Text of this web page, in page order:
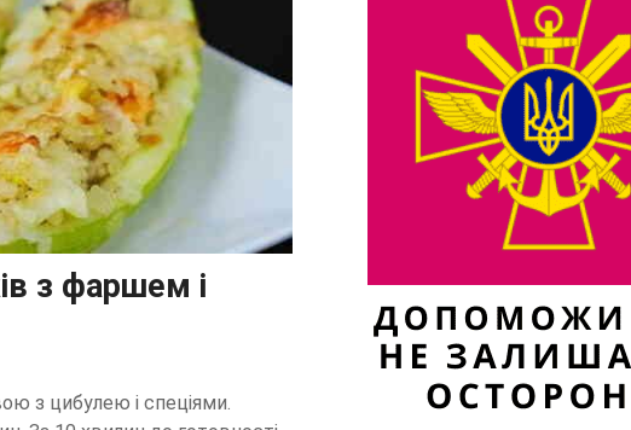
з фаршем і
з цибулею і спеціями.